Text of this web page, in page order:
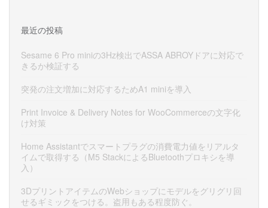
最近の投稿
Sesame 6 Pro miniの3Hz検出でASSA ABROYドアに対応で
きるか検証する
突発の注文増加に対応するためA1 miniを導入
Print Invoice & Delivery Notes for WooCommerceの文字化
け対策
Home Assistantでスマートプラグの消費電力値をリアルタ
イムで取得する（M5 StackによるBluetoothプロキシを導
入）
3DプリントアイテムのWebショップにモデルをグリグリ回
せるギミックをつける。盗用もある程度防ぐ。